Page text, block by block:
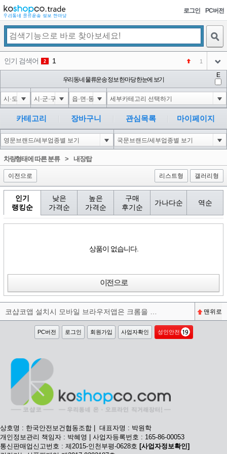
로그인 PC버전
인기 검색어 2 1 1
코샵
아이콘
4 익스
아이콘
5 미끄럼방지
아이콘
NEW
6 대성설렁탕
아이콘
-16
123456
우리동네 물류운송 정보 한마당 한눈에 보기
E
카테고리 장바구니 관심목록 마이페이지
차량형태에 따른 분류> 내장탑
이전으로 리스트형 갤러리형
인기
랭킹순
낮은
가격순
높은
가격순
구매
후기순
가나다순 역순
상품이 없습니다.
이전으로
맨위로
PC버전 로그인 회원가입 사업자확인 성인안전
상호명 : 한국안전보건협동조합 | 대표자명 : 박원학
개인정보관리 책임자 : 박혜영 | 사업자등록번호 : 165-86-00053
통신판매업신고번호 : 제2015-인천부평-0628호 [사업자정보확인]